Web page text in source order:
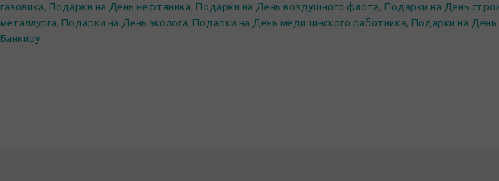
газовика, Подарки на День нефтяника, Подарки на День воздушного флота, Подарки на День
металлурга, Подарки на День эколога, Подарки на День медицинского работника, Подарки на День
Банкиру